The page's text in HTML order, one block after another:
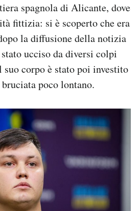
spagnola di Alicante, dove
fittizia: si è scoperto che era
la diffusione della notizia
ucciso da diversi colpi
suo corpo è stato poi investito
poco lontano.